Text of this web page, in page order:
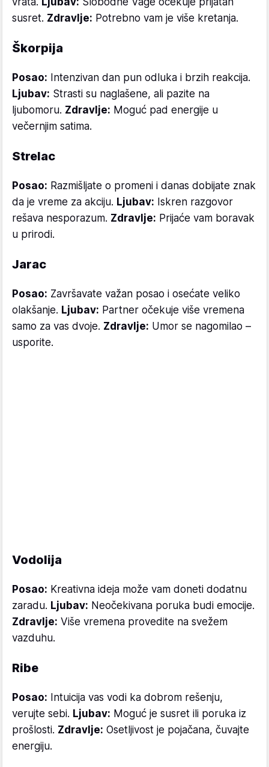
susret. Zdravlje: Potrebno vam je više kretanja.
Škorpija
Posao: Intenzivan dan pun odluka i brzih reakcija.
Ljubav: Strasti su naglašene, ali pazite na
ljubomoru. Zdravlje: Moguć pad energije u
večernjim satima.
Strelac
Posao: Razmišljate o promeni i danas dobijate znak
da je vreme za akciju. Ljubav: Iskren razgovor
rešava nesporazum. Zdravlje: Prijaće vam boravak
u prirodi.
Jarac
Posao: Završavate važan posao i osećate veliko
olakšanje. Ljubav: Partner očekuje više vremena
samo za vas dvoje. Zdravlje: Umor se nagomilao –
usporite.
Vodolija
Posao: Kreativna ideja može vam doneti dodatnu
zaradu. Ljubav: Neočekivana poruka budi emocije.
Zdravlje: Više vremena provedite na svežem
vazduhu.
Ribe
Posao: Intuicija vas vodi ka dobrom rešenju,
verujte sebi. Ljubav: Moguć je susret ili poruka iz
prošlosti. Zdravlje: Osetljivost je pojačana, čuvajte
energiju.